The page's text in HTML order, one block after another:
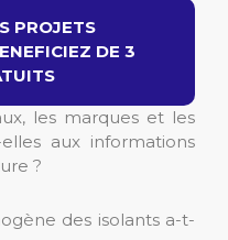
PROJETS
DE 3
les marques et les
aux informations
?
des isolants a-t-